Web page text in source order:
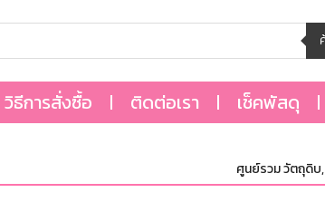
วิธีการสั่งซื้อ ติดต่อเรา เช็คพัสดุ
ศูนย์รวม วัตถุดิบ,อุป